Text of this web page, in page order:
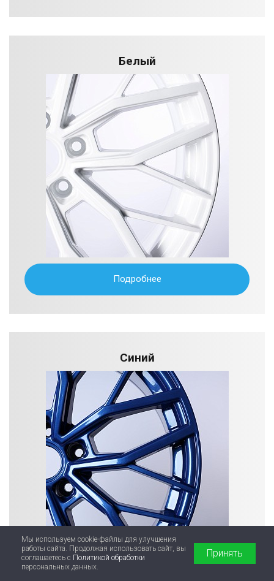
Белый
Подробнее
Синий
Мы используем cookie-файлы для улучшения
работы сайта. Продолжая использовать сайт, вы
соглашаетесь с Политикой обработки
персональных данных.
Принять